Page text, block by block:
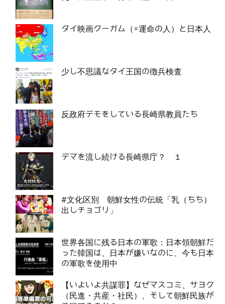
タイ映画クーガム（=運命の人）と日本人
少し不思議なタイ王国の徴兵検査
反政府デモをしている長崎県教員たち
デマを流し続ける長崎県庁？ １
#文化区別 朝鮮女性の伝統「乳（ちち）
出しチョゴリ」
世界各国に残る日本の軍歌：日本領朝鮮だ
った韓国は、日本が嫌いなのに、今も日本
の軍歌を使用中
【いよいよ共謀罪】なぜマスコミ、サヨク
（民進・共産・社民）、そして朝鮮民族が